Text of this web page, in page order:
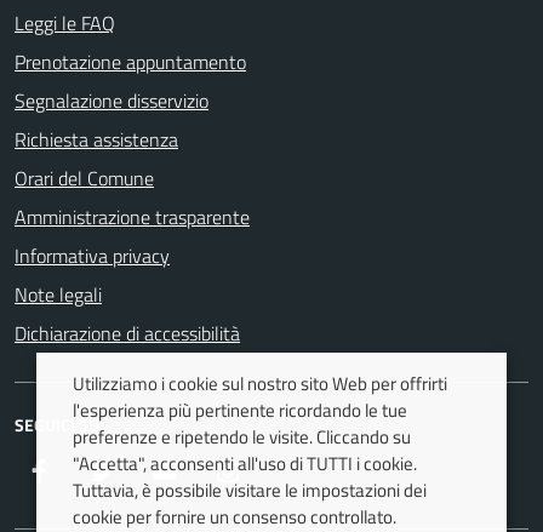
Leggi le FAQ
Prenotazione appuntamento
Segnalazione disservizio
Richiesta assistenza
Orari del Comune
Amministrazione trasparente
Informativa privacy
Note legali
Dichiarazione di accessibilità
SEGUICI SU
FacebookTwitter YoutubeInstagram
Utilizziamo i cookie sul nostro sito Web per offrirti
l'esperienza più pertinente ricordando le tue
preferenze e ripetendo le visite. Cliccando su
"Accetta", acconsenti all'uso di TUTTI i cookie.
Tuttavia, è possibile visitare le impostazioni dei
cookie per fornire un consenso controllato.